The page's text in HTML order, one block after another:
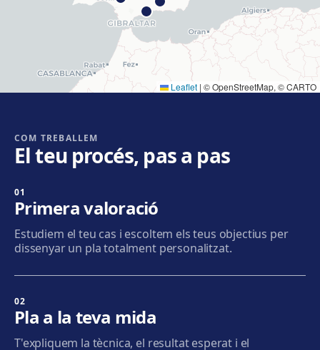
Hospitalet
Rambla Just Oliveras, 63, 08901 L'Hospitalet de
Veure clínica
Com arribarVeure clínica
Plaça de l'Alcalde Xifré, 14, 08912 Badalona
Com arribar Veure clínica
Sabadell
Com arribarVeure clínica
Leaflet | © OpenStreetMap, © CARTO
COM TREBALLEM
El teu procés, pas a pas
01
Primera valoració
Estudiem el teu cas i escoltem els teus objectius per
dissenyar un pla totalment personalitzat.
02
Pla a la teva mida
T'expliquem la tècnica, el resultat esperat i el